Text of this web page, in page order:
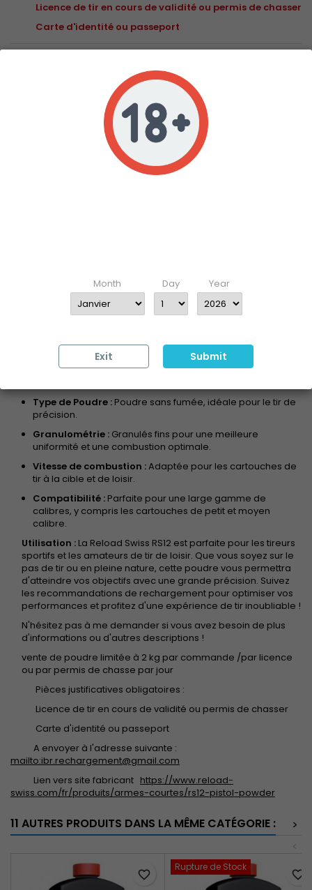
Licence de tir en cours de validité ou permis de chasser
Carte d'identité ou passeport
Livraison entre 3 et 4 jours
 Ajouter au panier
Derniers articles en stock
Découvrez la Poudre Reload Swiss RS12 : L'Essence de la
La poudre Reload Swiss RS12 est le choix idéal pour les tireurs
poudre offre une combustion propre et régulière,
garantissant des résultats constants à chaque tir.
Type de Poudre : Poudre sans fumée, idéale pour le tir de
précision.
Granulométrie : Granulés fins pour une meilleure
uniformité et une combustion optimale.
Vitesse de combustion :Adaptée pour les cartouches de
tir à la cible et de loisir.
Compatibilité : Parfaite pour une large gamme de
calibres, y compris les cartouches de petit et moyen
calibre.
Utilisation : La Reload Swiss RS12 est parfaite pour les tireurs
sportifs et les amateurs de tir de loisir. Que vous soyez sur le
pas de tir ou en pleine nature, cette poudre vous permettra
d'atteindre vos objectifs avec une grande précision. Suivez
les recommandations de rechargement pour optimiser vos
performances et profitez d'une expérience de tir inoubliable !
N'hésitez pas à me demander si vous avez besoin de plus
d'informations ou d'autres descriptions !
vente de poudre limitée à 2 kg par commande /par licence
ou par permis de chasse par jour
Pièces justificatives obligatoires :
Licence de tir en cours de validité ou permis de chasser
Carte d'identité ou passeport
A envoyer à l'adresse suivante :
mailto:ibr.rechargement@gmail.com
Lien vers site fabricant https://www.reload-
swiss.com/fr/produits/armes-courtes/rs12-pistol-powder
11 AUTRES PRODUITS DANS LA MÊME CATÉGORIE :
>
favorite_border
Rupture de Stock
favorite_border
Month Day Year
Exit Submit